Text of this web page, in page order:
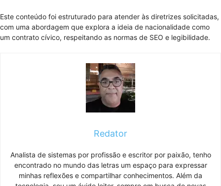
Este conteúdo foi estruturado para atender às diretrizes solicitadas,
com uma abordagem que explora a ideia de nacionalidade como
um contrato cívico, respeitando as normas de SEO e legibilidade.
Redator
Analista de sistemas por profissão e escritor por paixão, tenho
encontrado no mundo das letras um espaço para expressar
minhas reflexões e compartilhar conhecimentos. Além da